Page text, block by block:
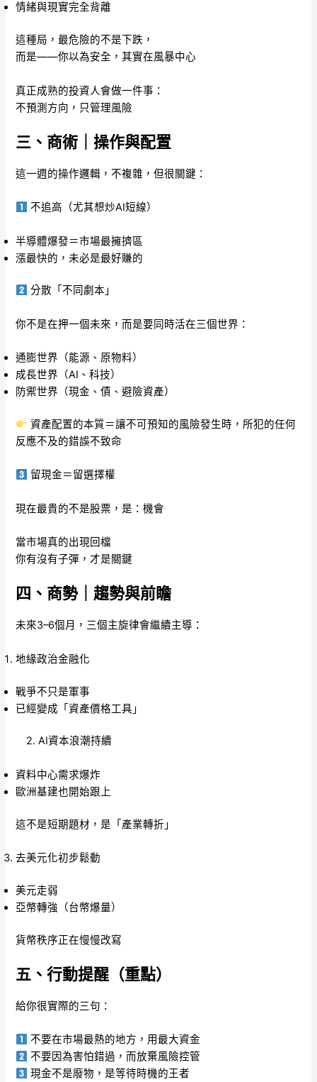
情緒與現實完全背離
這種局，最危險的不是下跌，
而是——你以為安全，其實在風暴中心
真正成熟的投資人會做一件事：
不預測方向，只管理風險
三、商術｜操作與配置
這一週的操作邏輯，不複雜，但很關鍵：
不追高（尤其想炒AI短線）
半導體爆發＝市場最擁擠區
漲最快的，未必是最好賺的
分散「不同劇本」
你不是在押一個未來，而是要同時活在三個世界：
通膨世界（能源、原物料）
成長世界（AI、科技）
防禦世界（現金、債、避險資產）
資產配置的本質＝讓不可預知的風險發生時，所犯的任何
反應不及的錯誤不致命
留現金＝留選擇權
現在最貴的不是股票，是：機會
當市場真的出現回檔
你有沒有子彈，才是關鍵
四、商勢｜趨勢與前瞻
未來3–6個月，三個主旋律會繼續主導：
地緣政治金融化
戰爭不只是軍事
已經變成「資產價格工具」
2. AI資本浪潮持續
資料中心需求爆炸
歐洲基建也開始跟上
這不是短期題材，是「產業轉折」
去美元化初步鬆動
美元走弱
亞幣轉強（台幣爆量）
貨幣秩序正在慢慢改寫
五、行動提醒（重點）
給你很實際的三句：
不要在市場最熱的地方，用最大資金
不要因為害怕錯過，而放棄風險控管
現金不是廢物，是等待時機的王者